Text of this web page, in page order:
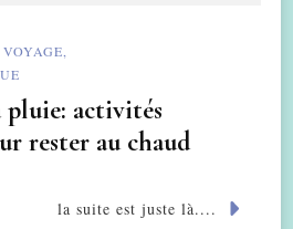
pluie: activités
rester au chaud
la suite est juste là....